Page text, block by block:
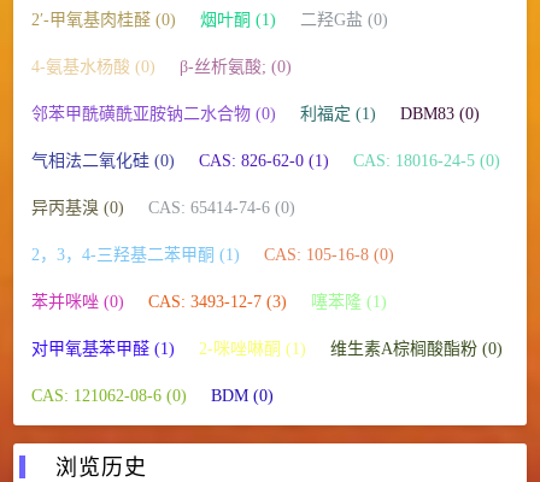
2′-甲氧基肉桂醛 (0) 烟叶酮 (1) 二羟G盐 (0)
4-氨基水杨酸 (0) β-丝析氨酸; (0)
邻苯甲酰磺酰亚胺钠二水合物 (0) 利福定 (1) DBM83 (0)
气相法二氧化硅 (0) CAS: 826-62-0 (1) CAS: 18016-24-5 (0)
异丙基溴 (0) CAS: 65414-74-6 (0)
2，3，4-三羟基二苯甲酮 (1) CAS: 105-16-8 (0)
苯并咪唑 (0) CAS: 3493-12-7 (3) 噻苯隆 (1)
对甲氧基苯甲醛 (1) 2-咪唑啉酮 (1) 维生素A棕榈酸酯粉 (0)
CAS: 121062-08-6 (0) BDM (0)
浏览历史